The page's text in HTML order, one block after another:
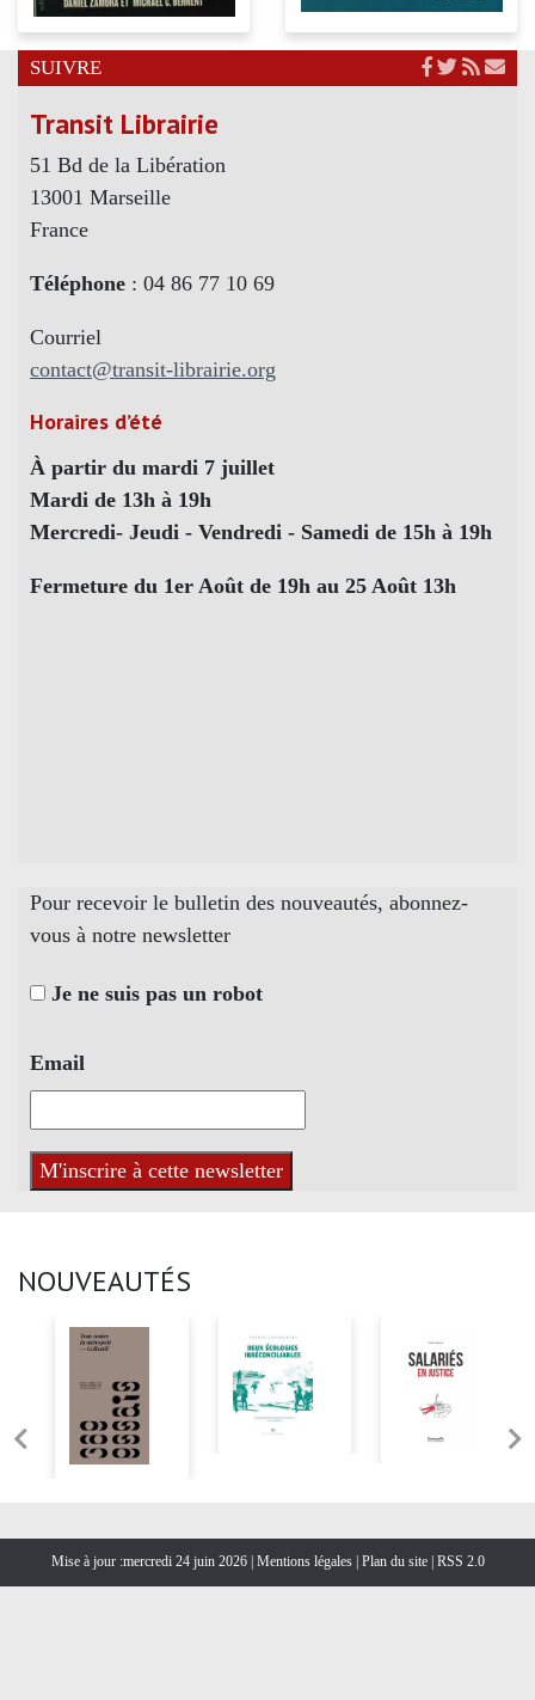
SUIVRE
Transit Librairie
51 Bd de la Libération
13001 Marseille
France
Téléphone : 04 86 77 10 69
Courriel
contact@transit-librairie.org
Horaires d’été
À partir du mardi 7 juillet
Mardi de 13h à 19h
Mercredi- Jeudi - Vendredi - Samedi de 15h à 19h
Fermeture du 1er Août de 19h au 25 Août 13h
Pour recevoir le bulletin des nouveautés, abonnez-
vous à notre newsletter
Je ne suis pas un robot
Email
NOUVEAUTÉS
Mise à jour :mercredi 24 juin 2026 | Mentions légales Plan du site RSS 2.0